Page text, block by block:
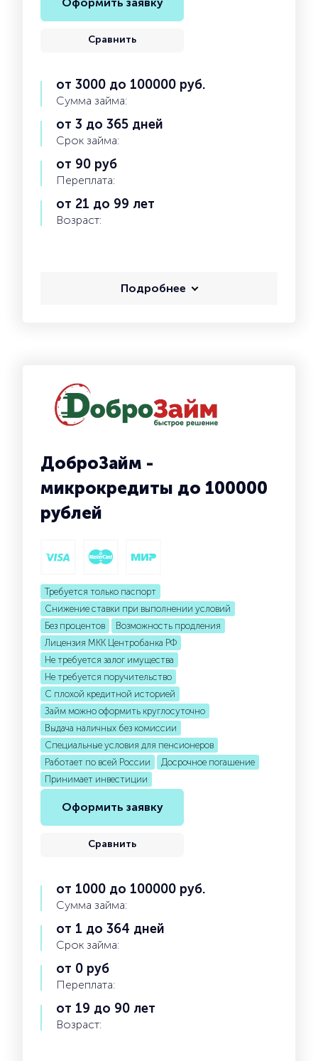
Сравнить
от 3000 до 100000 руб.
Сумма займа:
от 3 до 365 дней
Срок займа:
от 90 руб
Переплата:
от 21 до 99 лет
Возраст:
Подробнее
ДоброЗайм -
микрокредиты до 100000
рублей
Требуется только паспорт
Снижение ставки при выполнении условий
Без процентов
Возможность продления
Лицензия МКК Центробанка РФ
Не требуется залог имущества
Не требуется поручительство
С плохой кредитной историей
Займ можно оформить круглосуточно
Выдача наличных без комиссии
Специальные условия для пенсионеров
Работает по всей России
Досрочное погашение
Принимает инвестиции
Оформить заявку
Сравнить
от 1000 до 100000 руб.
Сумма займа:
от 1 до 364 дней
Срок займа:
от 0 руб
Переплата:
от 19 до 90 лет
Возраст: